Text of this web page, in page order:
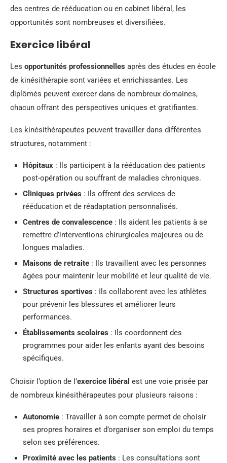
des centres de rééducation ou en cabinet libéral, les
opportunités sont nombreuses et diversifiées.
Exercice libéral
Les opportunités professionnelles après des études en école
de kinésithérapie sont variées et enrichissantes. Les
diplômés peuvent exercer dans de nombreux domaines,
chacun offrant des perspectives uniques et gratifiantes.
Les kinésithérapeutes peuvent travailler dans différentes
structures, notamment :
Hôpitaux : Ils participent à la rééducation des patients
post-opération ou souffrant de maladies chroniques.
Cliniques privées : Ils offrent des services de
rééducation et de réadaptation personnalisés.
Centres de convalescence : Ils aident les patients à se
remettre d’interventions chirurgicales majeures ou de
longues maladies.
Maisons de retraite : Ils travaillent avec les personnes
âgées pour maintenir leur mobilité et leur qualité de vie.
Structures sportives : Ils collaborent avec les athlètes
pour prévenir les blessures et améliorer leurs
performances.
Établissements scolaires : Ils coordonnent des
programmes pour aider les enfants ayant des besoins
spécifiques.
Choisir l’option de l’exercice libéral est une voie prisée par
de nombreux kinésithérapeutes pour plusieurs raisons :
Autonomie : Travailler à son compte permet de choisir
ses propres horaires et d’organiser son emploi du temps
selon ses préférences.
Proximité avec les patients : Les consultations sont